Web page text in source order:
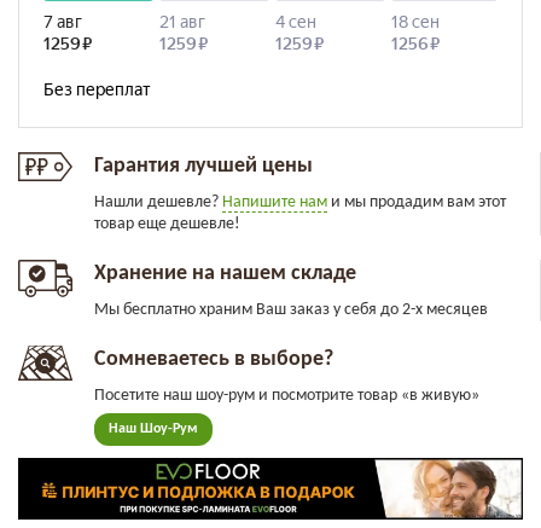
Гарантия лучшей цены
Нашли дешевле? Напишите нам и мы продадим вам этот
товар еще дешевле!
Хранение на нашем складе
Мы бесплатно храним Ваш заказ у себя до 2-х месяцев
Сомневаетесь в выборе?
Посетите наш шоу-рум и посмотрите товар «в живую»
Наш Шоу-Рум